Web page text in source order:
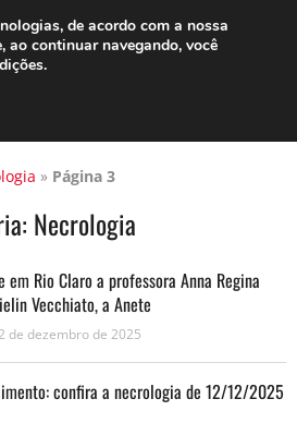
Área do Assinante
» Página 3
Necrologia
em Rio Claro a professora Anna Regina
Vecchiato, a Anete
de dezembro de 2025
confira a necrologia de 12/12/2025
de acordo com a nossa
ao continuar navegando, você